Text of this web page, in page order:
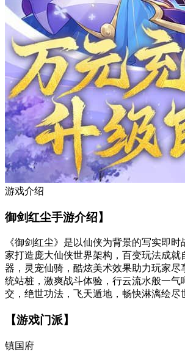
游戏介绍
御剑红尘手游介绍】
《御剑红尘》是以仙侠为背景的写实即
家打造庞大仙侠世界架构，百变玩法成就
器，灵宠仙骑，酷炫美术效果助力玩家尽
统站桩，激爽战斗体验，行云流水般一气
交，绝世功法，飞天遁地，畅快淋漓绘尽
【游戏门派】
镇国府